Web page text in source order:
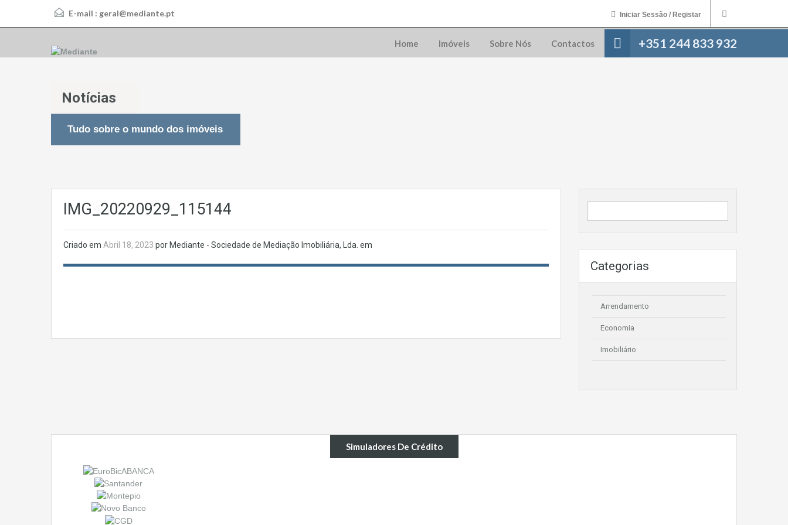
E-mail : geral@mediante.pt Iniciar Sessão / Registar
+351 244 833 932
Home Imóveis Sobre Nós Contactos
Notícias
Tudo sobre o mundo dos imóveis
IMG_20220929_115144
Criado em Abril 18, 2023 por Mediante - Sociedade de Mediação Imobiliária, Lda. em
Categorias
Arrendamento
Economia
Imobiliário
Simuladores De Crédito